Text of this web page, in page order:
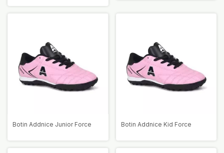
Botin Addnice Junior Force Botin Addnice Kid Force